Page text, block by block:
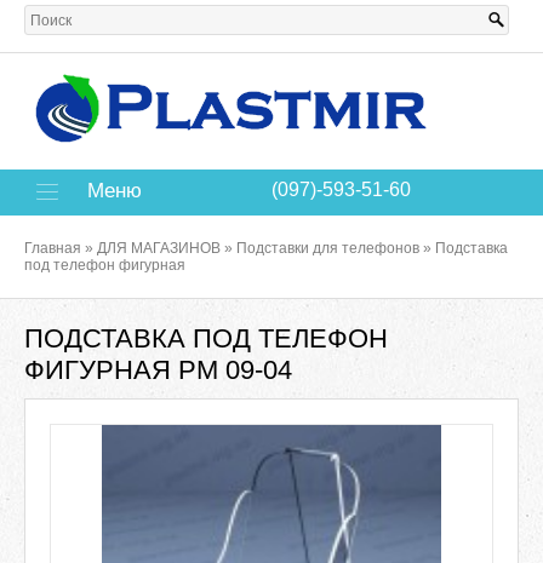
Меню (097)-593-51-60
Главная » ДЛЯ МАГАЗИНОВ » Подставки для телефонов » Подставка
под телефон фигурная
ПОДСТАВКА ПОД ТЕЛЕФОН
ФИГУРНАЯ РМ 09-04